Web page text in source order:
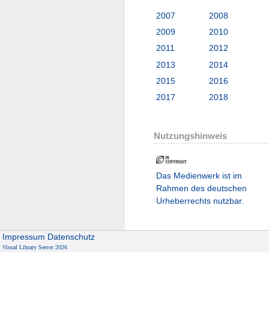
2007
2008
2009
2010
2011
2012
2013
2014
2015
2016
2017
2018
Nutzungshinweis
Das Medienwerk ist im
Rahmen des deutschen
Urheberrechts nutzbar.
Impressum Datenschutz
Visual Library Server 2026